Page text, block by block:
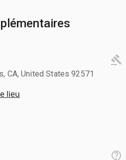
CA, United States 92571
lieu